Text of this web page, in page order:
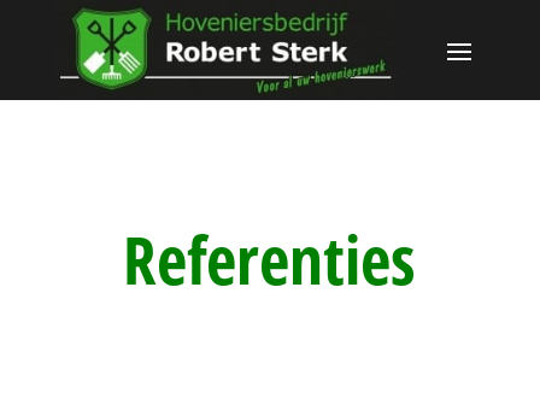
Referenties